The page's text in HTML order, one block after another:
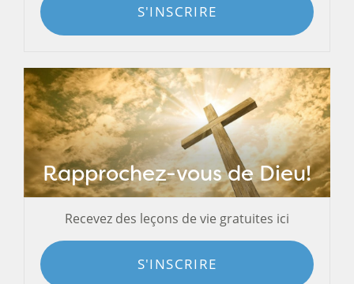
S'INSCRIRE
Rapprochez-vous de Dieu!
Recevez des leçons de vie gratuites ici
S'INSCRIRE